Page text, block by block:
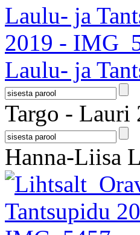
Laulu- ja
Targo - Lauri
Hanna-Liisa